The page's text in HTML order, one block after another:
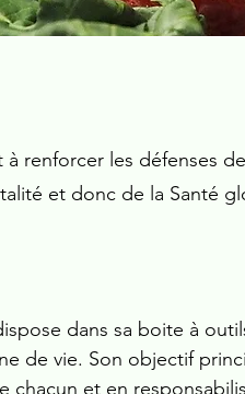
renforcer les défenses
et donc de la Santé
dans sa boite à
de vie. Son objectif
chacun et en